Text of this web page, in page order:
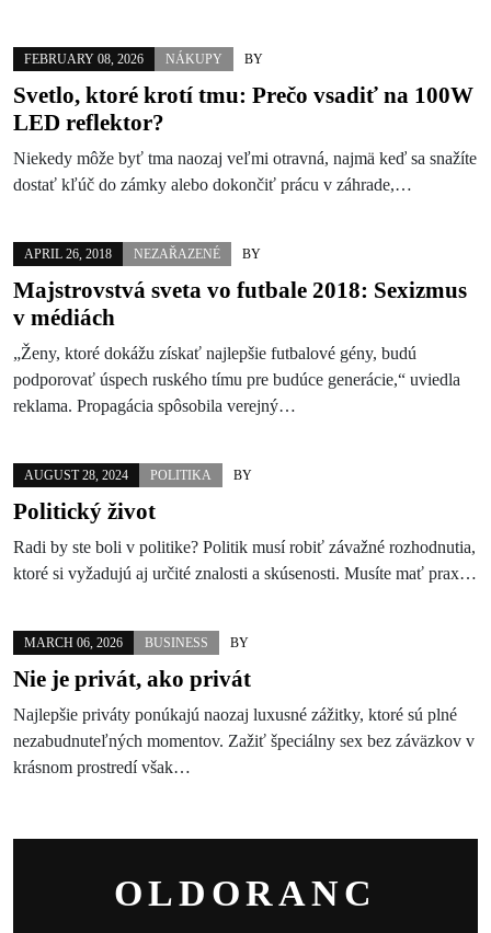
FEBRUARY 08, 2026 NÁKUPY BY
Svetlo, ktoré krotí tmu: Prečo vsadiť na 100W
LED reflektor?
Niekedy môže byť tma naozaj veľmi otravná, najmä keď sa snažíte
dostať kľúč do zámky alebo dokončiť prácu v záhrade,…
APRIL 26, 2018 NEZAŘAZENÉ BY
Majstrovstvá sveta vo futbale 2018: Sexizmus
v médiách
„Ženy, ktoré dokážu získať najlepšie futbalové gény, budú
podporovať úspech ruského tímu pre budúce generácie,“ uviedla
reklama. Propagácia spôsobila verejný…
AUGUST 28, 2024 POLITIKA BY
Politický život
Radi by ste boli v politike? Politik musí robiť závažné rozhodnutia,
ktoré si vyžadujú aj určité znalosti a skúsenosti. Musíte mať prax…
MARCH 06, 2026 BUSINESS BY
Nie je privát, ako privát
Najlepšie priváty ponúkajú naozaj luxusné zážitky, ktoré sú plné
nezabudnuteľných momentov. Zažiť špeciálny sex bez záväzkov v
krásnom prostredí však…
OLDORANC